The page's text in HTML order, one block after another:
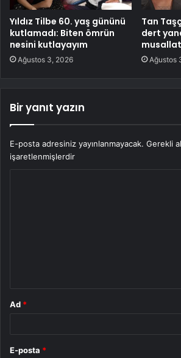
Yıldız Tilbe 60. yaş gününü
kutlamadı: Biten ömrün
nesini kutlayayım
Ağustos 3, 2026
Tan
dert
Ağustos
Bir yanıt yazın
E-posta adresiniz yayınlanmayacak. Gerekli
işaretlenmişlerdir
Ad *
E-posta *